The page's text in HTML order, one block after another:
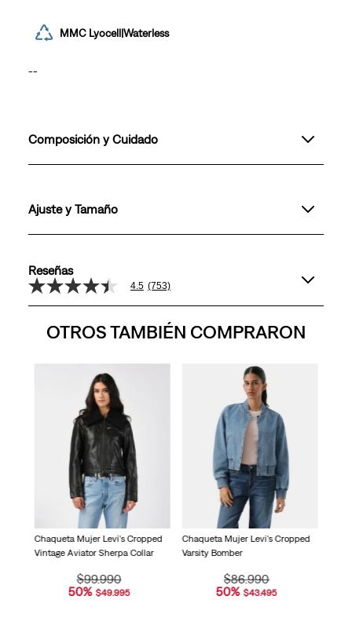
MMC Lyocell|Waterless
--
Composición y Cuidado
Ajuste y Tamaño
Reseñas
4.5
de
estrellas,
valor
Reviews.
4.5 (753)
OTROS TAMBIÉN COMPRARON
Chaqueta Mujer Levi's Cropped
Vintage Aviator Sherpa Collar
$99.990
50% $49.995
Chaqueta Mujer Levi's Cropped
Varsity Bomber
$86.990
50% $43.495